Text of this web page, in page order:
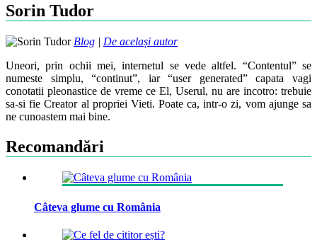
Sorin Tudor
Blog | De același autor
Uneori, prin ochii mei, internetul se vede altfel. “Contentul” se
numeste simplu, “continut”, iar “user generated” capata vagi
conotatii pleonastice de vreme ce El, Userul, nu are incotro: trebuie
sa-si fie Creator al propriei Vieti. Poate ca, intr-o zi, vom ajunge sa
ne cunoastem mai bine.
Recomandări
Câteva glume cu România